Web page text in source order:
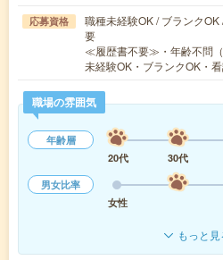
応募資格
職種未経験OK / ブランク
要
≪履歴書不要≫・年齢不問
未経験OK・ブランクOK・
職場の雰囲気
年齢層
20代
30代
男女比率
女性
もっと見